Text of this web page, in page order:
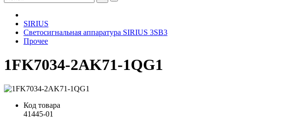
SIRIUS
Светосигнальная аппаратура SIRIUS 3SB3
Прочее
1FK7034-2AK71-1QG1
Код товара
41445-01